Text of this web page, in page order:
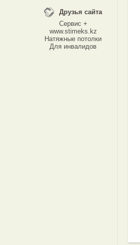
Друзья сайта
Сервис +
www.stimeks.kz
Натяжные потолки
Для инвалидов